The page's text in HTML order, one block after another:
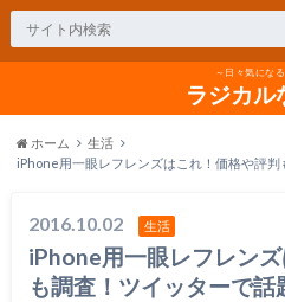
～日々気にな
ラジカル
ホーム
生活
iPhone用一眼レフレンズはこれ！価格や評判
2016.10.02 生活
iPhone用一眼レフレン
も調査！ツイッターで話